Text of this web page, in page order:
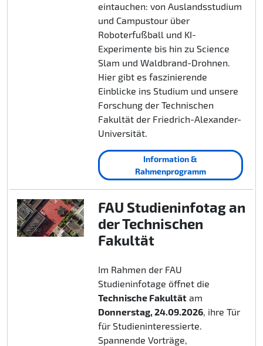
eintauchen: von Auslandsstudium
und Campustour über
Roboterfußball und KI-
Experimente bis hin zu Science
Slam und Waldbrand-Drohnen.
Hier gibt es faszinierende
Einblicke ins Studium und unsere
Forschung der Technischen
Fakultät der Friedrich-Alexander-
Universität.
Information &
Rahmenprogramm
FAU Studieninfotag an
der Technischen
Fakultät
Im Rahmen der FAU
Studieninfotage öffnet die
Technische Fakultätam
Donnerstag, 24.09.2026, ihre Tür
für Studieninteressierte.
Spannende Vorträge,